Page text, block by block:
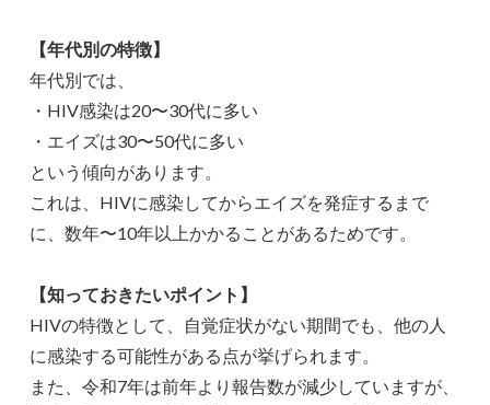
【年代別の特徴】
年代別では、
・HIV感染は20〜30代に多い
・エイズは30〜50代に多い
という傾向があります。
これは、HIVに感染してからエイズを発症するまで
に、数年〜10年以上かかることがあるためです。
【知っておきたいポイント】
HIVの特徴として、自覚症状がない期間でも、他の人
に感染する可能性がある点が挙げられます。
また、令和7年は前年より報告数が減少していますが、